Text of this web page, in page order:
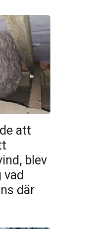
att
blev
vad
där